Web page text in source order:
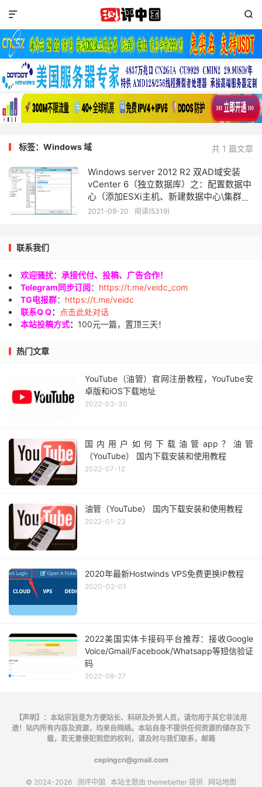


共 1 篇文章
标签：Windows 域
Windows server 2012 R2 双AD域安装
vCenter 6（独立数据库）之：配置数据中
心（添加ESXi主机、新建数据中心\集群
等）
2021-09-20 阅读(5319)
联系我们
欢迎骚扰：承接代付、投稿、广告合作！
Telegram同步订阅： https://t.me/veidc_com
TG电报群： https://t.me/veidc
联系Q Q：
点击此处对话
本站投稿方式： 100元一篇，置顶三天！
热门文章
YouTube（油管）官网注册教程，YouTube安
卓版和iOS下载地址
2022-03-30
国内用户如何下载油管app？油管
（YouTube） 国内下载安装和使用教程
2022-07-12
油管（YouTube） 国内下载安装和使用教程
2022-01-23
2020年最新Hostwinds VPS免费更换IP教程
2020-02-01
2022美国实体卡接码平台推荐：接收Google
Voice/Gmail/Facebook/Whatsapp等短信验证
码
2022-08-27
【声明】：本站宗旨是为方便站长、科研及外贸人员，请勿用于其它非法用
途！站内所有内容及资源，均来自网络。本站自身不提供任何资源的储存及下
载，若无意侵犯到您的权利，请及时与我们联系，邮箱
cepingcn@gmail.com
© 2024-2026 测评中国 本站主题由 themebetter 提供 网站地图